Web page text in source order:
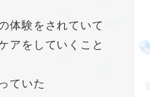
体験をされていて
アをしていくこと
ていた